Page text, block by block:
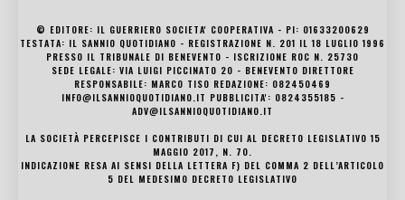
© EDITORE: IL GUERRIERO SOCIETA' COOPERATIVA - PI: 01633200629
TESTATA: IL SANNIO QUOTIDIANO - REGISTRAZIONE N. 201 IL 18 LUGLIO 1996
PRESSO IL TRIBUNALE DI BENEVENTO - ISCRIZIONE ROC N. 25730
SEDE LEGALE: VIA LUIGI PICCINATO 20 - BENEVENTO DIRETTORE
RESPONSABILE: MARCO TISO REDAZIONE: 082450469
INFO@ILSANNIOQUOTIDIANO.IT PUBBLICITA': 0824355185 -
ADV@ILSANNIOQUOTIDIANO.IT
LA SOCIETÀ PERCEPISCE I CONTRIBUTI DI CUI AL DECRETO LEGISLATIVO 15
MAGGIO 2017, N. 70.
INDICAZIONE RESA AI SENSI DELLA LETTERA F) DEL COMMA 2 DELL’ARTICOLO
5 DEL MEDESIMO DECRETO LEGISLATIVO